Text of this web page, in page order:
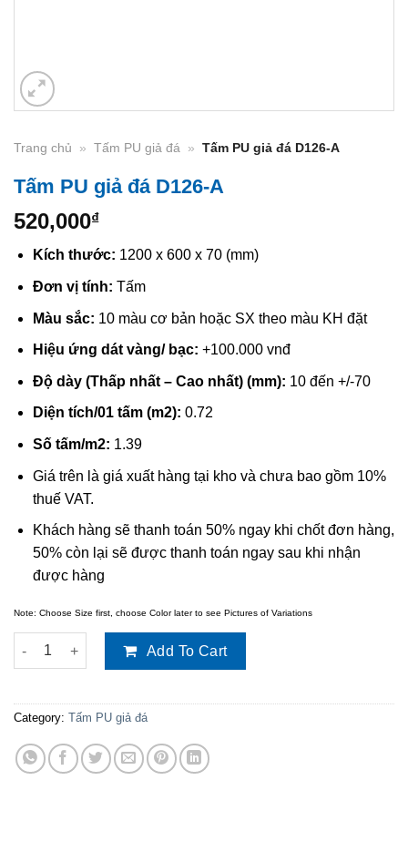
Trang chủ » Tấm PU giả đá » Tấm PU giả đá D126-A
Tấm PU giả đá D126-A
520,000₫
Kích thước: 1200 x 600 x 70 (mm)
Đơn vị tính: Tấm
Màu sắc: 10 màu cơ bản hoặc SX theo màu KH đặt
Hiệu ứng dát vàng/ bạc: +100.000 vnđ
Độ dày (Thấp nhất – Cao nhất) (mm): 10 đến +/-70
Diện tích/01 tấm (m2): 0.72
Số tấm/m2: 1.39
Giá trên là giá xuất hàng tại kho và chưa bao gồm 10%
thuế VAT.
Khách hàng sẽ thanh toán 50% ngay khi chốt đơn hàng,
50% còn lại sẽ được thanh toán ngay sau khi nhận
được hàng
Note: Choose Size first, choose Color later to see Pictures of Variations
Tấm PU giả đá D126-A quantity
Add To Cart
Category: Tấm PU giả đá